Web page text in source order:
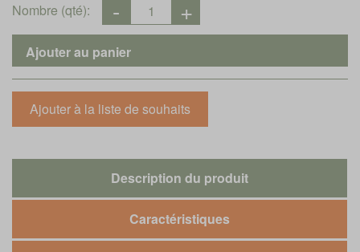
Nombre (qté):
Description du produit
Caractéristiques